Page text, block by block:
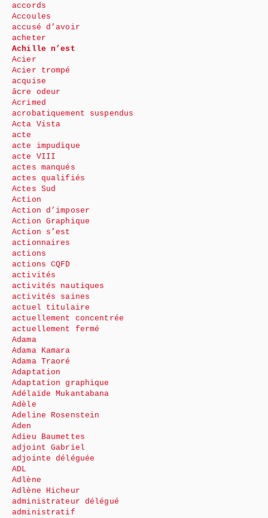
accords
Accoules
accusé d’avoir
acheter
Achille n’est
Acier
Acier trompé
acquise
âcre odeur
Acrimed
acrobatiquement suspendus
Acta Vista
acte
acte impudique
acte VIII
actes manqués
actes qualifiés
Actes Sud
Action
Action d’imposer
Action Graphique
Action s’est
actionnaires
actions
actions CQFD
activités
activités nautiques
activités saines
actuel titulaire
actuellement concentrée
actuellement fermé
Adama
Adama Kamara
Adama Traoré
Adaptation
Adaptation graphique
Adélaïde Mukantabana
Adèle
Adeline Rosenstein
Aden
Adieu Baumettes
adjoint Gabriel
adjointe déléguée
ADL
Adlène
Adlène Hicheur
administrateur délégué
administratif